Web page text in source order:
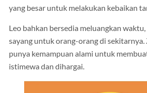
yang besar untuk melakukan kebaikan
Leo bahkan bersedia meluangkan
sayang untuk orang-orang di sekitarnya.
punya kemampuan alami untuk
istimewa dan dihargai.